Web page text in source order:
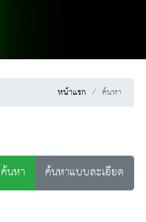
หน้าแรก ค้นหา
ค้นหา
ค้นหาแบบละเอียด